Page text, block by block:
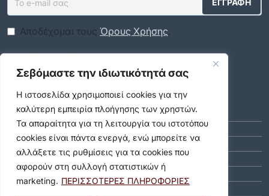
Σεβόμαστε την ιδιωτικότητά σας
Η ιστοσελίδα χρησιμοποιεί cookies για την
καλύτερη εμπειρία πλοήγησης των χρηστών.
Τα απαραίτητα για τη λειτουργία του ιστοτόπου
cookies είναι πάντα ενεργά, ενώ μπορείτε να
αλλάξετε τις ρυθμίσεις για τα cookies που
αφορούν στη συλλογή στατιστικών ή
marketing. ΠΕΡΙΣΣΟΤΕΡΕΣ ΠΛΗΡΟΦΟΡΙΕΣ
Αποδέχομαι τους Όρους Χρήσης.
Social Media
Αρχείο
ΑΎΓΟΥΣΤΟΣ 2026 (9)
ΙΟΎΛΙΟΣ 2026 (55)
ΙΟΎΝΙΟΣ 2026 (46)
ΜΆΙΟΣ 2026 (59)
ΑΠΡΊΛΙΟΣ 2026 (40)
ΜΆΡΤΙΟΣ 2026 (51)